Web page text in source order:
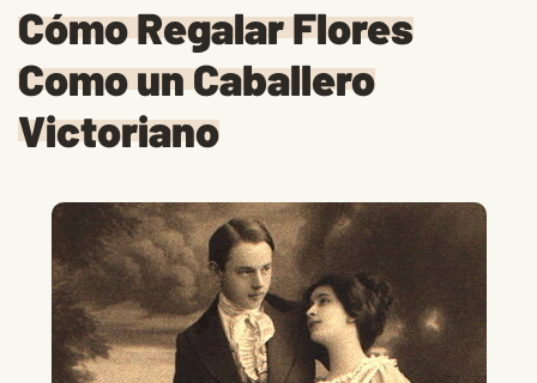
Cómo Regalar Flores
Como un Caballero
Victoriano